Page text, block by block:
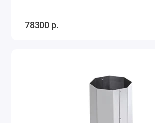
78300 р.